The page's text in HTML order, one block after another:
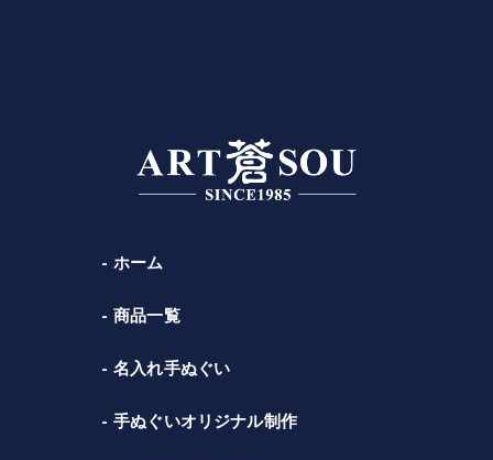
ホーム
商品一覧
名入れ手ぬぐい
手ぬぐいオリジナル制作